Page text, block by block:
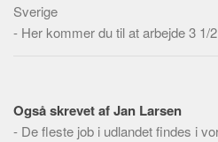
Dokumenttyper
Emner
Steder
Sverige
- Her kommer du til at arbejde 3 1/
Også skrevet af Jan Larsen
- De fleste job i udlandet findes i